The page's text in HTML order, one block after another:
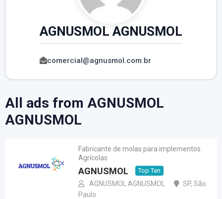
AGNUSMOL AGNUSMOL
comercial@agnusmol.com.br
All ads from AGNUSMOL
AGNUSMOL
Fabricante de molas para implementos
Agrícolas
AGNUSMOL Top Ten
AGNUSMOL AGNUSMOL SP, São
Paulo